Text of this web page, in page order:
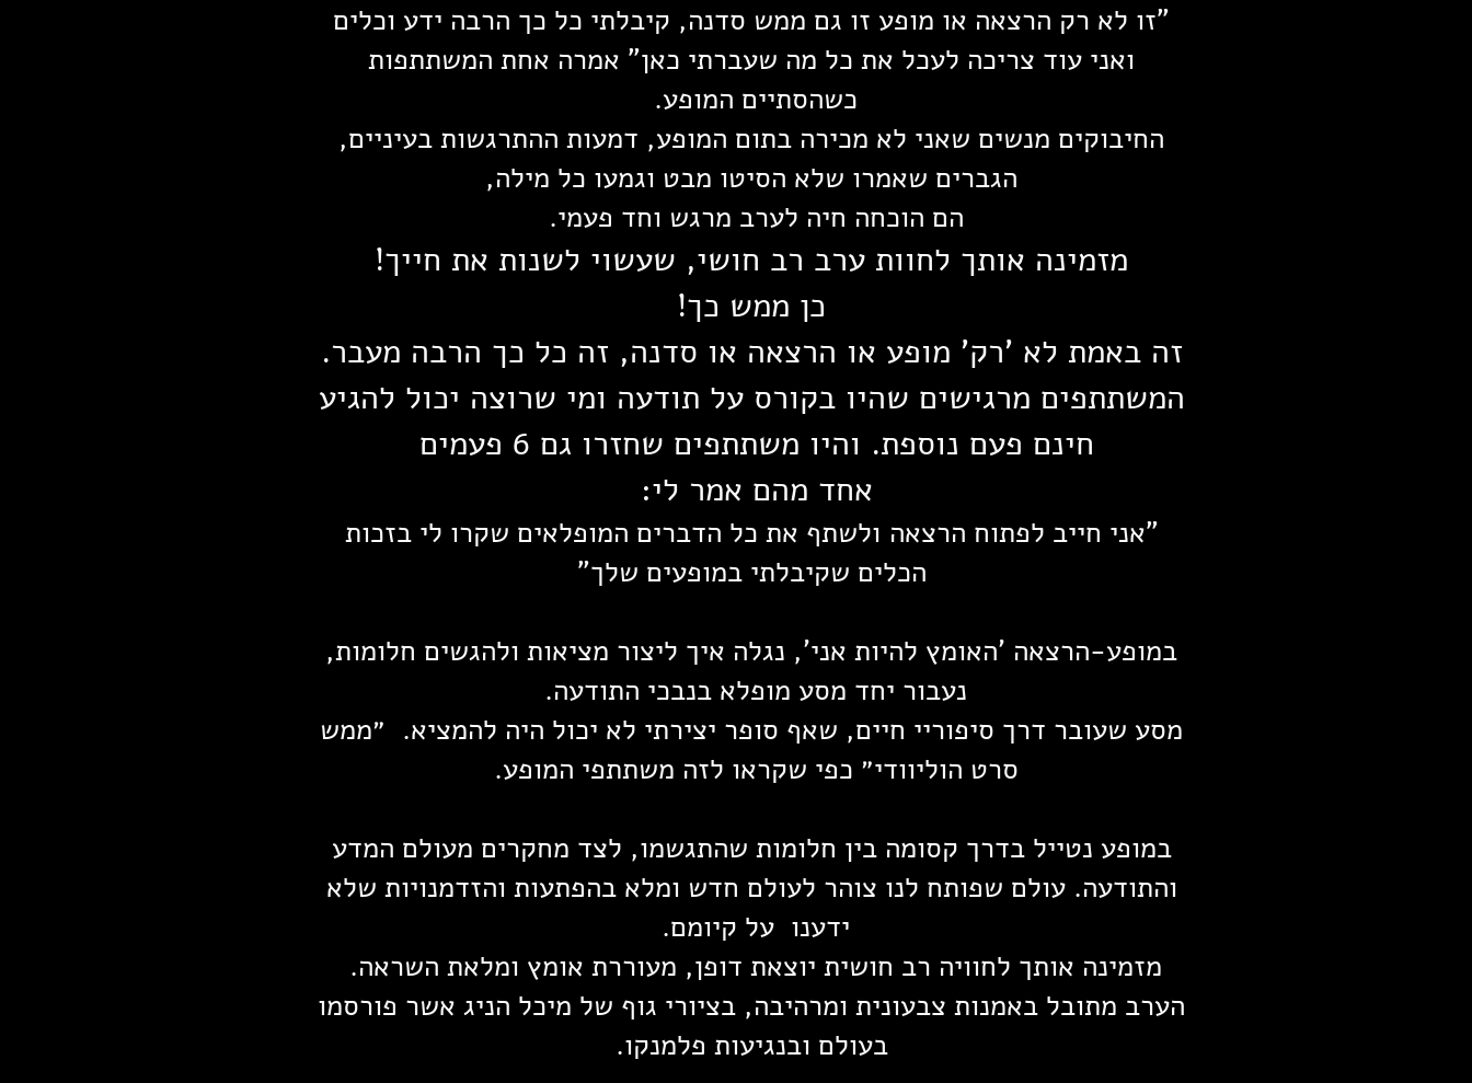
"זו לא רק הרצאה או מופע זו גם ממש סדנה, קיבלתי כל כך הרבה ידע וכלים
ואני עוד צריכה לעכל את כל מה שעברתי כאן" אמרה אחת המשתתפות
כשהסתיים המופע.
החיבוקים מנשים שאני לא מכירה בתום המופע, דמעות ההתרגשות בעיניים,
הגברים שאמרו שלא הסיטו מבט וגמעו כל מילה,
הם הוכחה חיה לערב מרגש וחד פעמי.
מזמינה אותך לחוות ערב רב חושי, שעשוי לשנות את חייך!
כן ממש כך!
זה באמת לא 'רק' מופע או הרצאה או סדנה, זה כל כך הרבה מעבר.
המשתתפים מרגישים שהיו בקורס על תודעה ומי שרוצה יכול להגיע
חינם פעם נוספת. והיו משתתפים שחזרו גם 6 פעמים
אחד מהם אמר לי:
"אני חייב לפתוח הרצאה ולשתף את כל הדברים המופלאים שקרו לי בזכות
הכלים שקיבלתי במופעים שלך"
במופע-הרצאה 'האומץ להיות אני', נגלה איך ליצור מציאות ולהגשים חלומות,
נעבור יחד מסע מופלא בנבכי התודעה.
מסע שעובר דרך סיפוריי חיים, שאף סופר יצירתי לא יכול היה להמציא. ״ממש
סרט הוליוודי״ כפי שקראו לזה משתתפי המופע.
במופע נטייל בדרך קסומה בין חלומות שהתגשמו, לצד מחקרים מעולם המדע
והתודעה. עולם שפותח לנו צוהר לעולם חדש ומלא בהפתעות והזדמנויות שלא
ידענו על קיומם.
מזמינה אותך לחוויה רב חושית יוצאת דופן, מעוררת אומץ ומלאת השראה.
הערב מתובל באמנות צבעונית ומרהיבה, בציורי גוף של מיכל הניג אשר פורסמו
בעולם ובנגיעות פלמנקו.